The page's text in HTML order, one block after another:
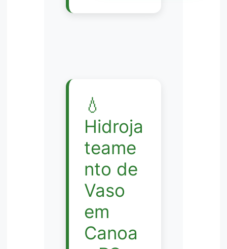
💧
Hidroja
teame
nto de
Vaso
em
Canoa